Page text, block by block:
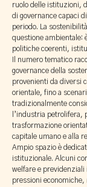
ruolo delle istituzioni,
di governance capaci
periodo. La
questione ambientale:
politiche coerenti,
Il numero tematico
governance della
provenienti da diversi
orientale, fino a
tradizionalmente
l’industria petrolifera,
trasformazione
capitale umano e alla
Ampio spazio è
istituzionale. Alcuni
welfare e previdenziali
pressioni